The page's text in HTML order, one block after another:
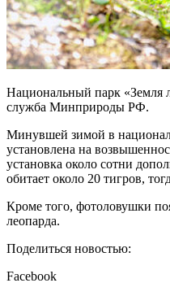
Национальный парк «Земля
служба Минприроды РФ.
Минувшей зимой в
установлена на
установка около сотни
обитает около 20 тигров,
Кроме того, фотоловушки
леопарда.
Поделиться новостью:
Facebook